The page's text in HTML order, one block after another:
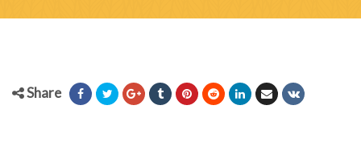
Share